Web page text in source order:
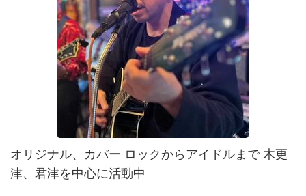
オリジナル、カバー ロックからアイドルまで 木更
津、君津を中心に活動中